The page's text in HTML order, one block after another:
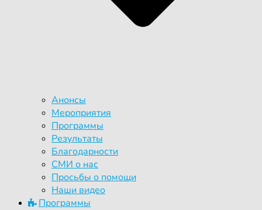
Анонсы
Мероприятия
Программы
Результаты
Благодарности
СМИ о нас
Просьбы о помощи
Наши видео
Программы